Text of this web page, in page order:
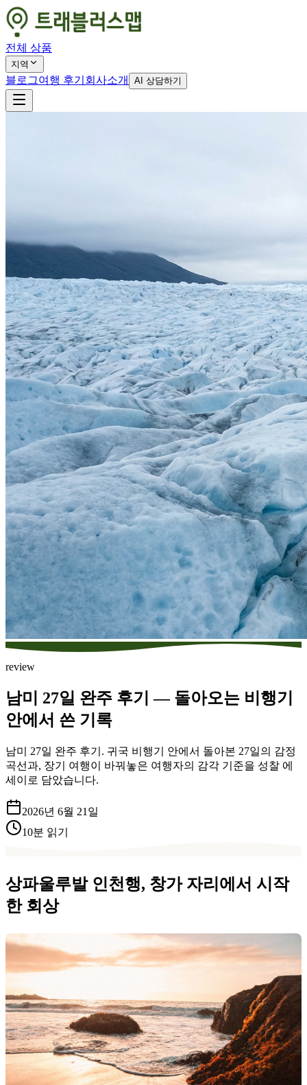
전체 상품
지역
블로그여행 후기 회사소개 AI 상담하기
review
남미 27일 완주 후기 — 돌아오는 비행기
안에서 쓴 기록
남미 27일 완주 후기. 귀국 비행기 안에서 돌아본 27일의 감정
곡선과, 장기 여행이 바꿔놓은 여행자의 감각 기준을 성찰 에
세이로 담았습니다.
2026년 6월 21일
10분 읽기
상파울루발 인천행, 창가 자리에서 시작
한 회상